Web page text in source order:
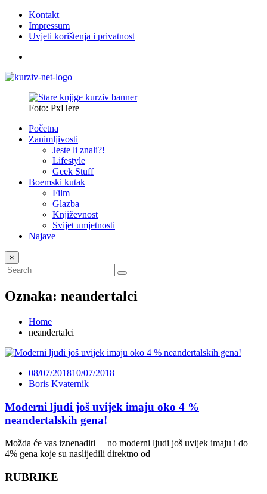
Kontakt
Impressum
Uvjeti korištenja i privatnost
Foto: PxHere
Početna
Zanimljivosti
Jeste li znali?!
Lifestyle
Geek Stuff
Boemski kutak
Film
Glazba
Književnost
Svijet umjetnosti
Najave
×
Oznaka: neandertalci
Home
neandertalci
08/07/201810/07/2018
Boris Kvaternik
Moderni ljudi još uvijek imaju oko 4 %
neandertalskih gena!
Možda će vas iznenaditi – no moderni ljudi još uvijek imaju i do
4% gena koje su naslijedili direktno od
RUBRIKE